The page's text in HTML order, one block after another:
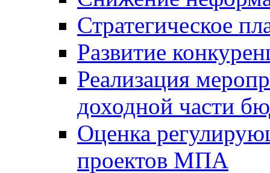
Стратегическое
Развитие
Реализация
доходной части
Оценка
проектов МПА